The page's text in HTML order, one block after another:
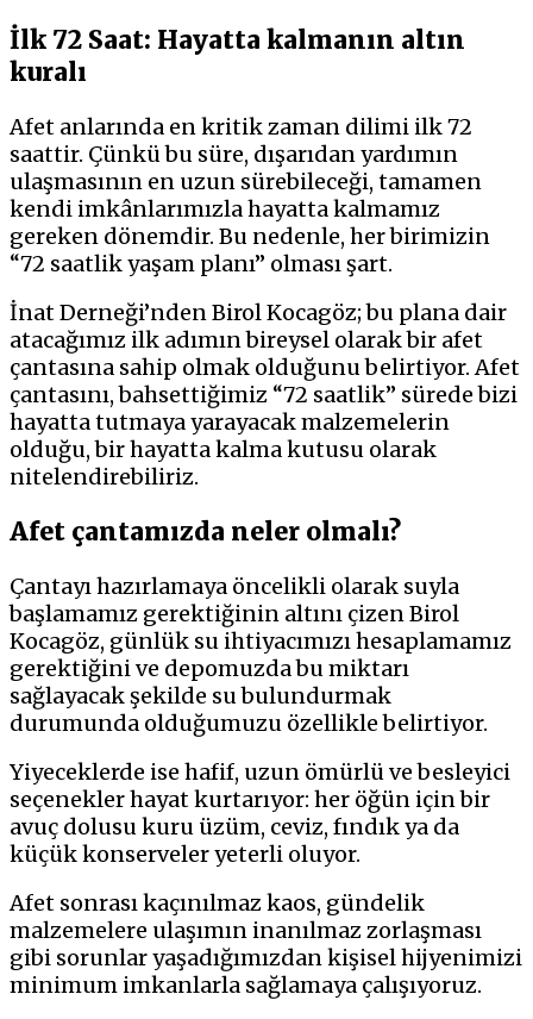
İlk 72 Saat: Hayatta kalmanın altın
kuralı
Afet anlarında en kritik zaman dilimi ilk 72
saattir. Çünkü bu süre, dışarıdan yardımın
ulaşmasının en uzun sürebileceği, tamamen
kendi imkânlarımızla hayatta kalmamız
gereken dönemdir. Bu nedenle, her birimizin
“72 saatlik yaşam planı” olması şart.
İnat Derneği’nden Birol Kocagöz; bu plana dair
atacağımız ilk adımın bireysel olarak bir afet
çantasına sahip olmak olduğunu belirtiyor. Afet
çantasını, bahsettiğimiz “72 saatlik” sürede bizi
hayatta tutmaya yarayacak malzemelerin
olduğu, bir hayatta kalma kutusu olarak
nitelendirebiliriz.
Afet çantamızda neler olmalı?
Çantayı hazırlamaya öncelikli olarak suyla
başlamamız gerektiğinin altını çizen Birol
Kocagöz, günlük su ihtiyacımızı hesaplamamız
gerektiğini ve depomuzda bu miktarı
sağlayacak şekilde su bulundurmak
durumunda olduğumuzu özellikle belirtiyor.
Yiyeceklerde ise hafif, uzun ömürlü ve besleyici
seçenekler hayat kurtarıyor: her öğün için bir
avuç dolusu kuru üzüm, ceviz, fındık ya da
küçük konserveler yeterli oluyor.
Afet sonrası kaçınılmaz kaos, gündelik
malzemelere ulaşımın inanılmaz zorlaşması
gibi sorunlar yaşadığımızdan kişisel hijyenimizi
minimum imkanlarla sağlamaya çalışıyoruz.